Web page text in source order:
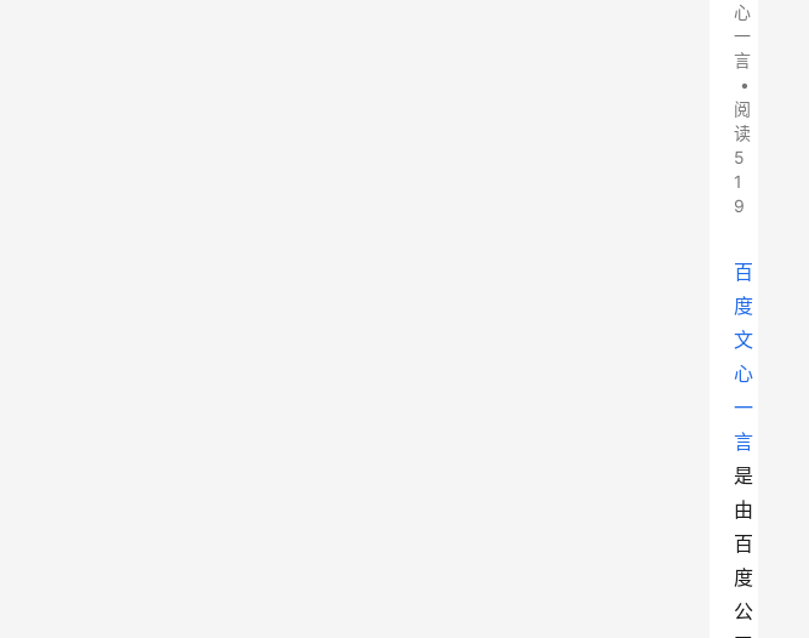
心
一
言
•
阅
读
5
1
9
百
度
文
心
一
言
是
由
百
度
公